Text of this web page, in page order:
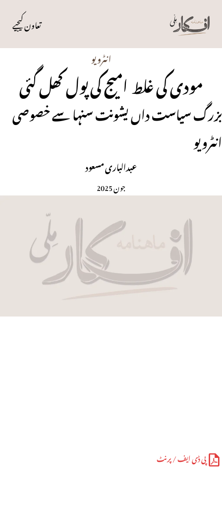
تعاون کیجیے
انٹرویو
مودی کی غلط امیج کی پول کھل گئی
بزرگ سیاست داں یشونت سنہا سے خصوصی
انٹرویو
عبدالباری مسعود
جون 2025
پی ڈی ایف / پرنٹ